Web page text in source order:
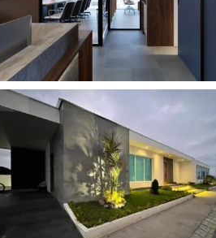
View portfolio: Pacific View
Pacific View